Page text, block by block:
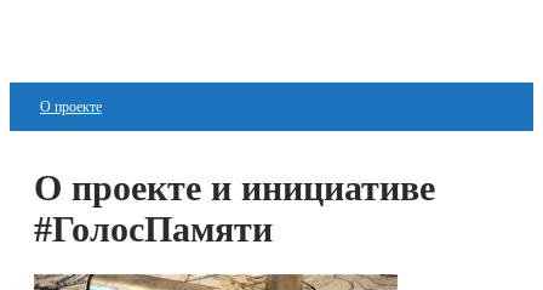
О проекте
Партнеры
О проекте и инициативе
#ГолосПамяти